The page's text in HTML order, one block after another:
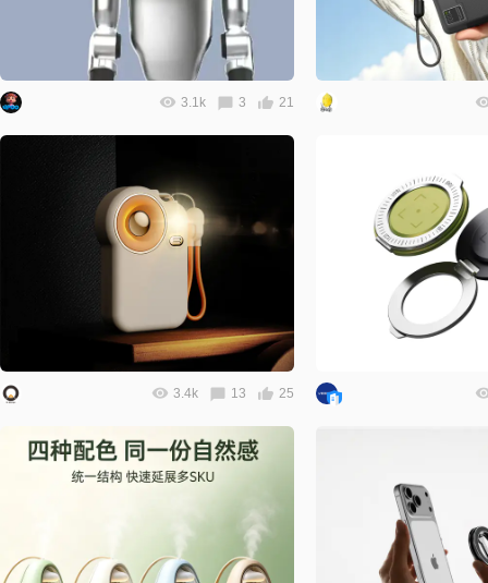
3.1k 3 21
3.4k 13 25